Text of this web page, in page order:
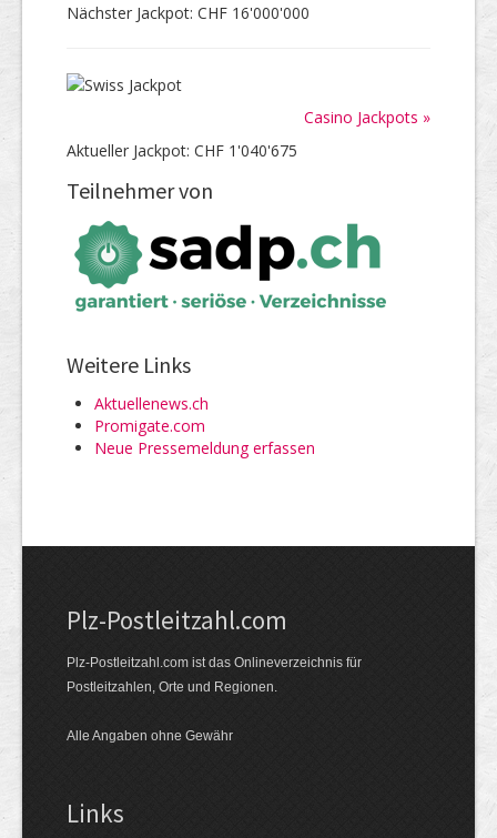
Nächster Jackpot: CHF 16'000'000
Casino Jackpots »
Aktueller Jackpot: CHF 1'040'675
Teilnehmer von
Weitere Links
Aktuellenews.ch
Promigate.com
Neue Pressemeldung erfassen
Plz-Postleitzahl.com
Plz-Postleitzahl.com ist das Onlineverzeichnis für
Postleitzahlen, Orte und Regionen.
Alle Angaben ohne Gewähr
Links